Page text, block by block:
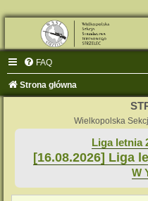
FAQ
Strona główna
Wielkopolska
Liga letnia
[16.08.2026] Liga
W